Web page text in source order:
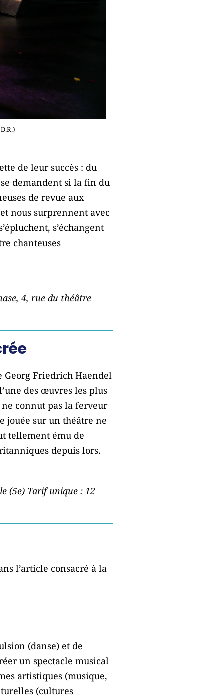
de leur succès : du
demandent si la fin du
de revue aux
nous surprennent avec
s’échangent
chanteuses
4, rue du théâtre
Georg Friedrich Haendel
des œuvres les plus
ne connut pas la ferveur
jouée sur un théâtre ne
tellement ému de
depuis lors.
(5e) Tarif unique : 12
l’article consacré à la
(danse) et de
un spectacle musical
artistiques (musique,
(cultures